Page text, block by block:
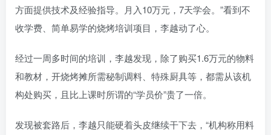
方面提供技术及经验指导。月入10万元，7天学会。”看到不
收学费、简单易学的烧烤培训项目，李越动了心。
经过一周多时间的培训，李越发现，除了购买1.6万元的物料
和教材，开烧烤摊所需秘制调料、特殊厨具等，都需从该机
构处购买，且比上课时所谓的“学员价”贵了一倍。
发现被套路后，李越只能硬着头皮继续干下去，“机构称用料